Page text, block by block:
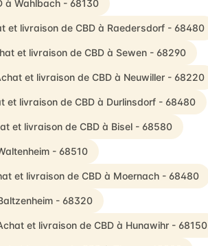
à Wahlbach - 68130
et livraison de CBD à Raedersdorf - 68480
et livraison de CBD à Sewen - 68290
et livraison de CBD à Neuwiller - 68220
et livraison de CBD à Durlinsdorf - 68480
et livraison de CBD à Bisel - 68580
- 68510
et livraison de CBD à Moernach - 68480
- 68320
et livraison de CBD à Hunawihr - 68150